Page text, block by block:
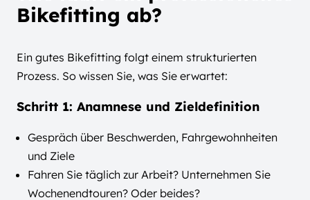
Bikefitting ab?
Ein gutes Bikefitting folgt einem strukturierten
Prozess. So wissen Sie, was Sie erwartet:
Schritt 1: Anamnese und Zieldefinition
Gespräch über Beschwerden, Fahrgewohnheiten
und Ziele
Fahren Sie täglich zur Arbeit? Unternehmen Sie
Wochenendtouren? Oder beides?